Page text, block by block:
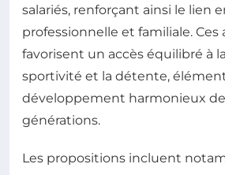
salariés, renforçant ainsi le lien
professionnelle et familiale. Ces
favorisent un accès équilibré à
sportivité et la détente,
développement harmonieux
générations.
Les propositions incluent